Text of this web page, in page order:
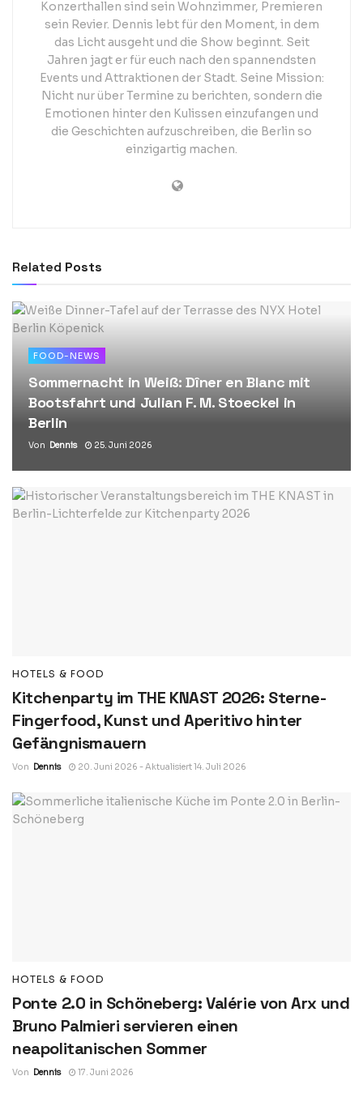
Konzerthallen sind sein Wohnzimmer, Premieren
sein Revier. Dennis lebt für den Moment, in dem
das Licht ausgeht und die Show beginnt. Seit
Jahren jagt er für euch nach den spannendsten
Events und Attraktionen der Stadt. Seine Mission:
Nicht nur über Termine zu berichten, sondern die
Emotionen hinter den Kulissen einzufangen und
die Geschichten aufzuschreiben, die Berlin so
einzigartig machen.
Related Posts
FOOD-NEWS
Sommernacht in Weiß: Dîner en Blanc mit
Bootsfahrt und Julian F. M. Stoeckel in
Berlin
Von Dennis 25. Juni 2026
HOTELS & FOOD
Kitchenparty im THE KNAST 2026: Sterne-
Fingerfood, Kunst und Aperitivo hinter
Gefängnismauern
Von Dennis 20. Juni 2026 - Aktualisiert 14. Juli 2026
HOTELS & FOOD
Ponte 2.0 in Schöneberg: Valérie von Arx und
Bruno Palmieri servieren einen
neapolitanischen Sommer
Von Dennis 17. Juni 2026